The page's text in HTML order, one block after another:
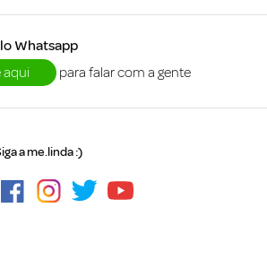
Whatsapp
aqui
para falar com a gente
a me.linda :)